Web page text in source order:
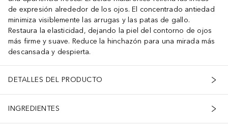
de expresión alrededor de los ojos. El concentrado antiedad
minimiza visiblemente las arrugas y las patas de gallo.
Restaura la elasticidad, dejando la piel del contorno de ojos
más firme y suave. Reduce la hinchazón para una mirada más
descansada y despierta.
DETALLES DEL PRODUCTO
INGREDIENTES